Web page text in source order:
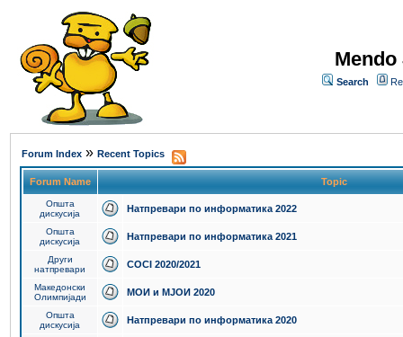
Search
Forum Index » Recent Topics
Forum Name Topic
Општа
дискусија
Натпревари по информатика 2022
Општа
дискусија
Натпревари по информатика 2021
Други
натпревари
COCI 2020/2021
Македонски
Олимпијади
МОИ и МЈОИ 2020
Општа
дискусија
Натпревари по информатика 2020